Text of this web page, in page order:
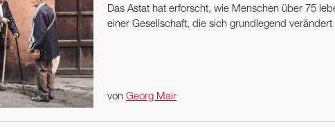
Das Astat hat erforscht, wie Menschen über 75
einer Gesellschaft, die sich grundlegend verändert
von Georg Mair